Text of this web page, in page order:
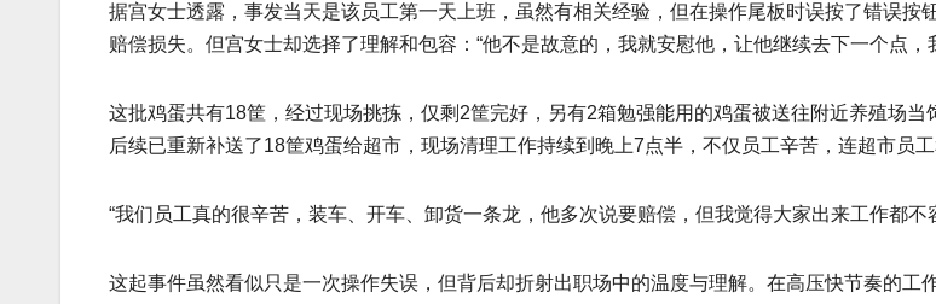
据宫女士透露，事发当天是该员工第一天上班，虽然有相关经验，但在操作尾板时误按了错误
赔偿损失。但宫女士却选择了理解和包容：“他不是故意的，我就安慰他，让他继续去下一个点，
这批鸡蛋共有18筐，经过现场挑拣，仅剩2筐完好，另有2箱勉强能用的鸡蛋被送往附近养殖场
后续已重新补送了18筐鸡蛋给超市，现场清理工作持续到晚上7点半，不仅员工辛苦，连超市员
“我们员工真的很辛苦，装车、开车、卸货一条龙，他多次说要赔偿，但我觉得大家出来工作都不
这起事件虽然看似只是一次操作失误，但背后却折射出职场中的温度与理解。在高压快节奏的